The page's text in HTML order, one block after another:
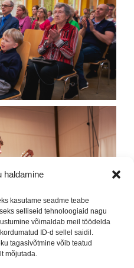
haldamine
kasutame seadme teabe
selliseid tehnoloogiaid nagu
võimaldab meil töödelda
ID-d sellel saidil.
tagasivõtmine võib teatud
mõjutada.